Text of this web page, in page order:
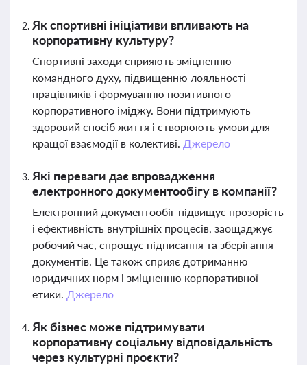
Як спортивні ініціативи впливають на
корпоративну культуру?
Спортивні заходи сприяють зміцненню
командного духу, підвищенню лояльності
працівників і формуванню позитивного
корпоративного іміджу. Вони підтримують
здоровий спосіб життя і створюють умови для
кращої взаємодії в колективі. Джерело
Які переваги дає впровадження
електронного документообігу в компанії?
Електронний документообіг підвищує прозорість
і ефективність внутрішніх процесів, заощаджує
робочий час, спрощує підписання та зберігання
документів. Це також сприяє дотриманню
юридичних норм і зміцненню корпоративної
етики. Джерело
Як бізнес може підтримувати
корпоративну соціальну відповідальність
через культурні проєкти?